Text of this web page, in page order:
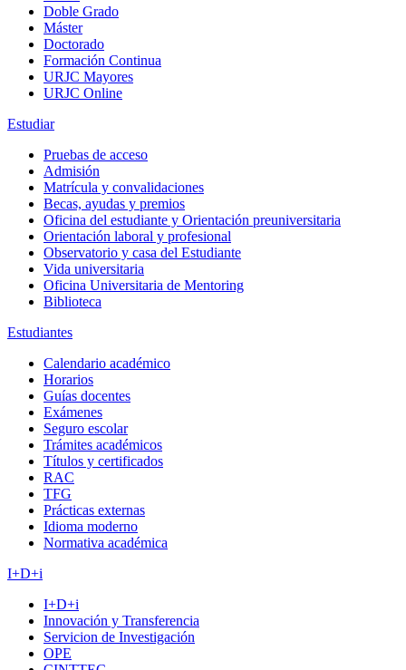
Doble Grado
Máster
Doctorado
Formación Continua
URJC Mayores
URJC Online
Estudiar
Pruebas de acceso
Admisión
Matrícula y convalidaciones
Becas, ayudas y premios
Oficina del estudiante y Orientación preuniversitaria
Orientación laboral y profesional
Observatorio y casa del Estudiante
Vida universitaria
Oficina Universitaria de Mentoring
Biblioteca
Estudiantes
Calendario académico
Horarios
Guías docentes
Exámenes
Seguro escolar
Trámites académicos
Títulos y certificados
RAC
TFG
Prácticas externas
Idioma moderno
Normativa académica
I+D+i
I+D+i
Innovación y Transferencia
Servicion de Investigación
OPE